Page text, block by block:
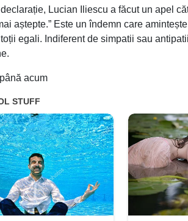
declarație, Lucian Iliescu a făcut un apel
aștepte.” Este un îndemn care
egali. Indiferent de simpatii sau
acum